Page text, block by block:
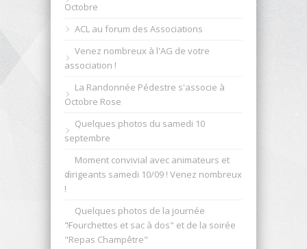
Octobre
ACL au forum des Associations
Venez nombreux à l'AG de votre
association !
La Randonnée Pédestre s'associe à
Octobre Rose
Quelques photos du samedi 10
septembre
Moment convivial avec animateurs et
dirigeants samedi 10/09 ! Venez nombreux
!
Quelques photos de la journée
"Fourchettes et sac à dos" et de la soirée
"Repas Champêtre"